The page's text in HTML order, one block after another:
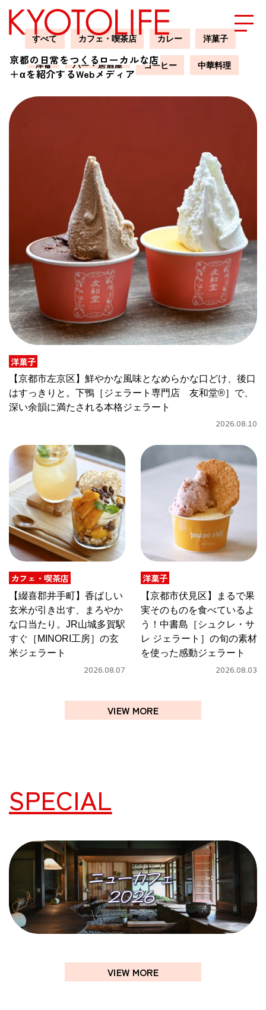
エリアから探す
地図から探す
NEW OPEN
SERIES
CULTURE
ABOUT US
Instagram
チケットプレゼント応募
MAIN MENU
SERIES
カレーが好き
京都おやつクラブ
私と店のはなし
今月の京みやげ
京都の書店
関西で開催。
おすすめの映画
誠光社で選びました。
おすすめの本
紹介します。
京都の日常をつくるローカルな店
＋αを紹介するWebメディア
すべて カフェ・喫茶店 カレー 洋菓子
洋食 バー・居酒屋 コーヒー 中華料理
洋菓子
【京都市左京区】鮮やかな風味となめらかな口どけ、後口
はすっきりと。下鴨［ジェラート専門店 友和堂®］で、
深い余韻に満たされる本格ジェラート
2026.08.10
カフェ・喫茶店
【綴喜郡井手町】香ばしい
玄米が引き出す、まろやか
な口当たり。JR山城多賀駅
すぐ［MINORI工房］の玄
米ジェラート
2026.08.07
洋菓子
【京都市伏見区】まるで果
実そのものを食べているよ
う！中書島［シュクレ・サ
レ ジェラート］の旬の素材
を使った感動ジェラート
2026.08.03
VIEW MORE
SPECIAL
VIEW MORE